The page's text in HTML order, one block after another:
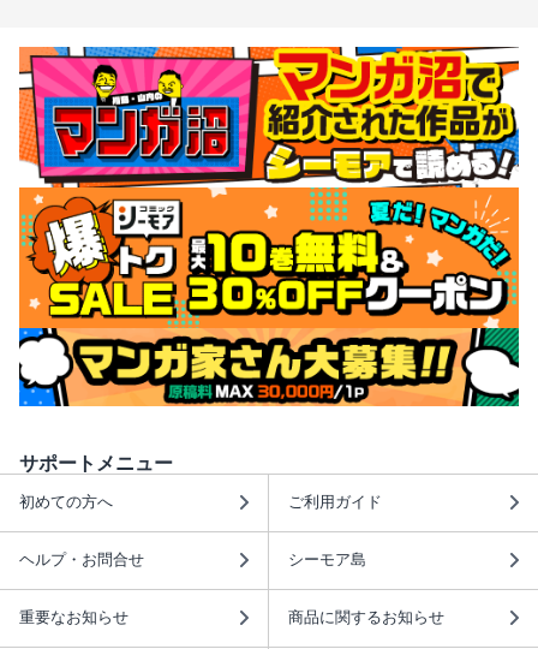
サポートメニュー
初めての方へ ご利用ガイド
ヘルプ・お問合せ シーモア島
重要なお知らせ 商品に関するお知らせ